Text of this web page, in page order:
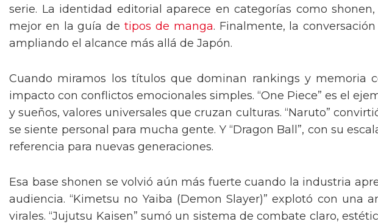
serie. La identidad editorial aparece en categorías como
mejor en la guía detipos de manga. Finalmente, la
ampliando el alcance más allá de Japón.
Cuando miramos los títulos que dominan rankings y memoria
impacto con conflictos emocionales simples. “One Piece” es el
y sueños, valores universales que cruzan culturas. “Naruto”
se siente personal para mucha gente. Y “Dragon Ball”, con su
referencia para nuevas generaciones.
Esa base shonen se volvió aún más fuerte cuando la industria
audiencia. “Kimetsu no Yaiba (Demon Slayer)” explotó con
virales. “Jujutsu Kaisen” sumó un sistema de combate claro,